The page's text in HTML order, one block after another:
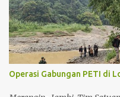
tersebut dilakukan sebagai
mendukung rencana
yang berhadapan dengan
khusus anak dinilai penting
lebih manusiawi serta
dengan ketentuan
Operasi Gabungan PETI di